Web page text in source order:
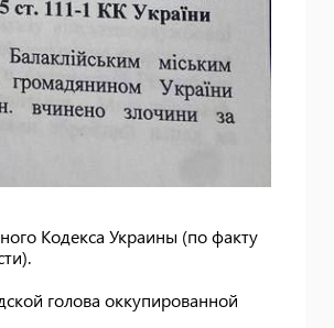
Кодекса Украины (по факту
голова оккупированной